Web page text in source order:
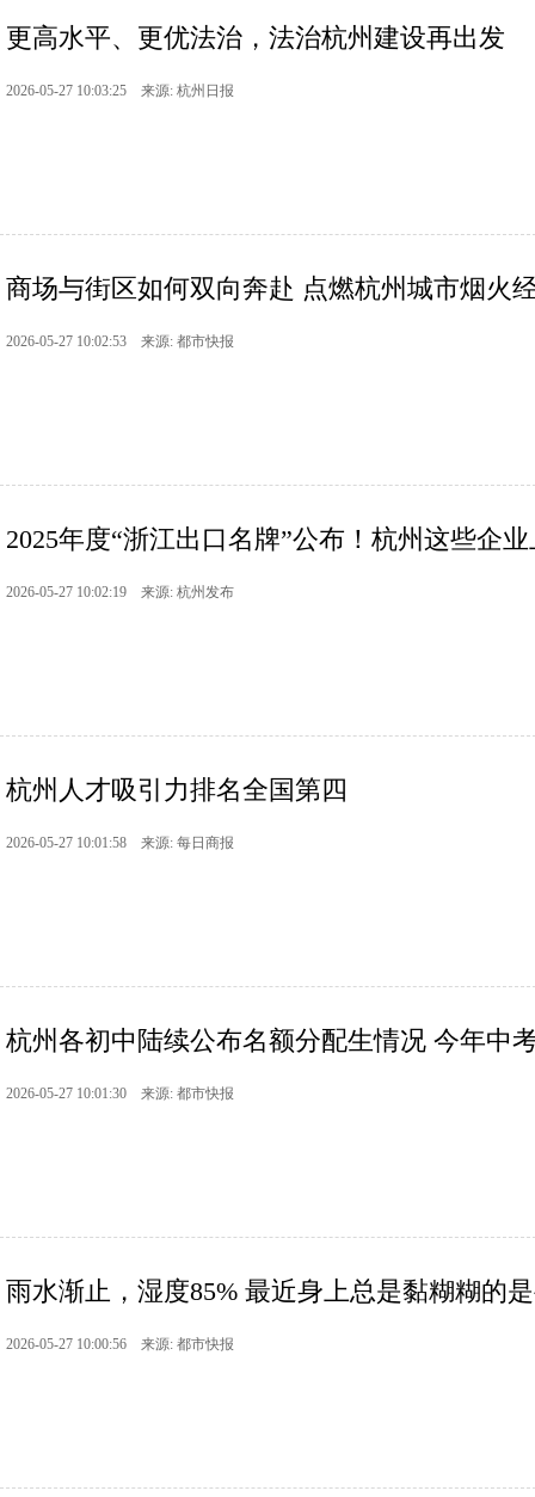
更高水平、更优法治，法治杭州建设再出发
2026-05-27 10:03:25 来源: 杭州日报
商场与街区如何双向奔赴 点燃杭州城市烟火
2026-05-27 10:02:53 来源: 都市快报
​2025年度“浙江出口名牌”公布！杭州这些企
2026-05-27 10:02:19 来源: 杭州发布
杭州人才吸引力排名全国第四
2026-05-27 10:01:58 来源: 每日商报
杭州各初中陆续公布名额分配生情况 今年中
2026-05-27 10:01:30 来源: 都市快报
雨水渐止，湿度85% 最近身上总是黏糊糊的
2026-05-27 10:00:56 来源: 都市快报